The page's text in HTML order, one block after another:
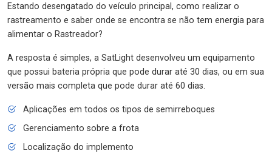
Estando desengatado do veículo principal, como realizar o
rastreamento e saber onde se encontra se não tem energia para
alimentar o Rastreador?
A resposta é simples, a SatLight desenvolveu um equipamento
que possui bateria própria que pode durar até 30 dias, ou em sua
versão mais completa que pode durar até 60 dias.
Aplicações em todos os tipos de semirreboques
Gerenciamento sobre a frota
Localização do implemento